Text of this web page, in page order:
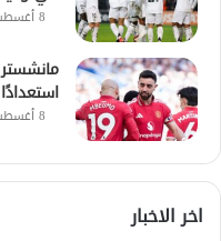
8 أغسطس، 2026
8 أغسطس، 2026
اخر الاخبار